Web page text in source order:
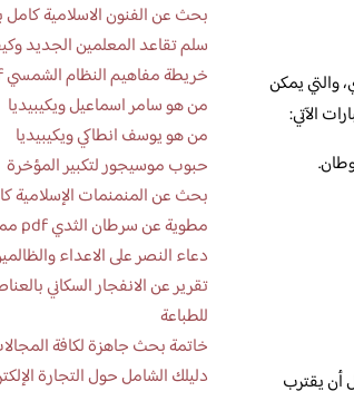
والتي يمكن
الآتي:
أن يقترب
بحث عن الفنون الاسلامية كامل
سلم تقاعد المعلمين الجديد
خريطة مفاهيم النظام الشمسي pdf
من هو سامر اسماعيل ويكيبيديا
من هو يوسف انطاكي ويكيبيديا
حبوب موسيجور لتكبير المؤخرة
بحث عن المنمنمات الإسلامية
مطوية عن سرطان الثدي pdf مميزة جاهزة للطباعة
دعاء النصر على الاعداء
للطباعة
خاتمة بحث جاهزة لكافة
دليلك الشامل حول التجارة